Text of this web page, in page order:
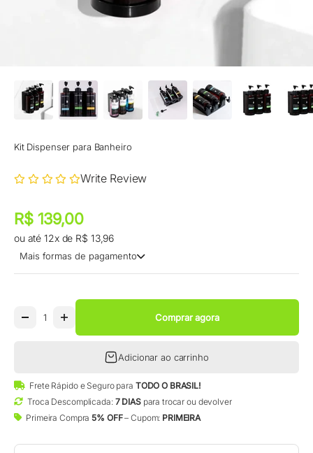
Kit Dispenser para Banheiro
Write Review
Preço promocional
Preço promocional
R$ 139,00
ou até 12x de R$ 13,96
Mais formas de pagamento
Comprar agora
Adicionar ao carrinho
Frete Rápido e Seguro para TODO O BRASIL!
Troca Descomplicada: 7 DIASpara trocar ou devolver
Primeira Compra5% OFF– Cupom: PRIMEIRA